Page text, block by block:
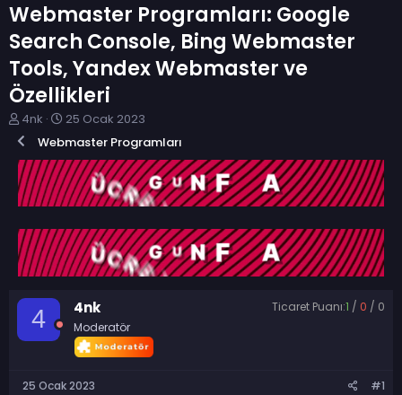
Webmaster Programları: Google
Search Console, Bing Webmaster
Tools, Yandex Webmaster ve
Özellikleri
K
o
n
b
u
y
b
a
ş
l
a
n
4nk
B
ş
l
a
n
ı
ç
t
a
25 Ocak 2023
Webmaster Programları
4 4nk
Moderatör
Ticaret Puanı:1 / 0 / 0
25 Ocak 2023 #1